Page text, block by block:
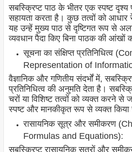
सबस्क्रिप्ट पाठ के भीतर एक स्पष्ट
सहायता करता है। कुछ तत्वों को आधार
यह उन्हें मुख्य पाठ से दृष्टिगत रूप से
व्यवधान पैदा किए बिना पाठक की आंखों
सूचना का संक्षिप्त प्रतिनिधित्व
Representation of
वैज्ञानिक और गणितीय संदर्भों में,
प्रतिनिधित्व की अनुमति देता है।
चरों या विशिष्ट तत्वों को व्यक्त करने
स्पष्ट और मानकीकृत रूप से व्यक्त किया
रासायनिक सूत्र और समीकरण
Formulas and Equations):
सबस्क्रिप्ट रासायनिक सूत्रों और